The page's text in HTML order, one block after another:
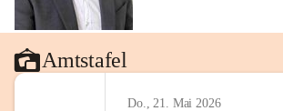
Amtstafel
Do., 21. Mai 2026